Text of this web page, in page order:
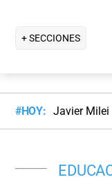
+ SECCIONES
#HOY: Javier Milei